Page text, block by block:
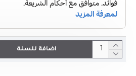
اضافة للسلة